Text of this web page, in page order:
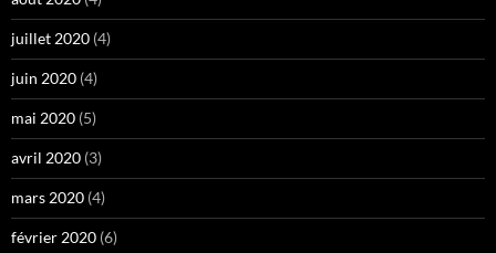
juillet 2020 (4)
juin 2020 (4)
mai 2020 (5)
avril 2020 (3)
mars 2020 (4)
février 2020 (6)